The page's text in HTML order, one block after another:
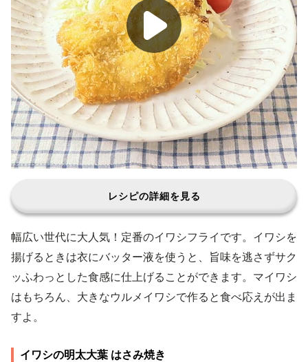
レシピの詳細を見る
幅広い世代に大人気！定番のイワシフライです。イワシを
揚げるときは衣にバッター液を使うと、旨味を逃さずサク
ッふわっとした食感に仕上げることができます。マイワシ
はもちろん、大きなウルメイワシで作ると食べ応えが出ま
すよ。
イワシの明太大葉 はさみ焼き